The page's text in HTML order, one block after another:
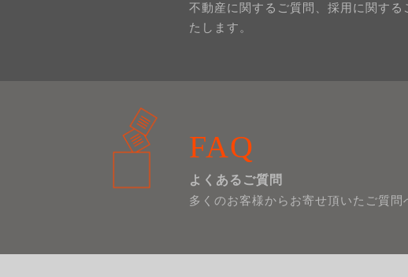
不動産に関するご質問、採用に関す
たします。
FAQ
よくあるご質問
多くのお客様からお寄せ頂いたご質問